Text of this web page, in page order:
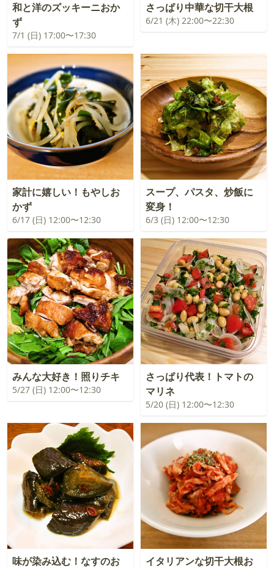
和と洋のズッキーニおか
ず
7/1 (日) 17:00〜17:30
さっぱり中華な切干大根
6/21 (木) 22:00〜22:30
家計に嬉しい！もやしお
かず
6/17 (日) 12:00〜12:30
スープ、パスタ、炒飯に
変身！
6/3 (日) 12:00〜12:30
みんな大好き！照りチキ
5/27 (日) 12:00〜12:30
さっぱり代表！トマトの
マリネ
5/20 (日) 12:00〜12:30
味が染み込む！なすのお
イタリアンな切干大根お